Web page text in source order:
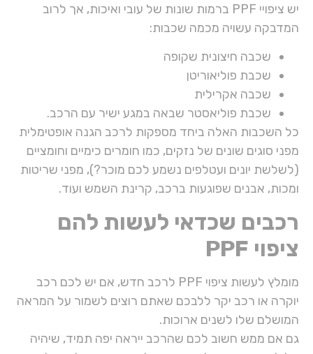
יש ציפויי PPF ברמות שונות של עובי ואיכות, אך לרוב
המדבקה עשויה מכמה שכבות:
שכבה חיצונית שקופה
שכבת פוליאוריטן
שכבה אקרילית
שכבת פוליאסטר שבאה במגע ישיר עם הרכב.
כל השכבות האלה ביחד מספקות לרכב הגנה אופטימלית
מפני סוגים שונים של נזקים, כמו חומרים כימיים וחומציים
(לשלשת יונים ועטלפים נשמע לכם מוכר?), מפני שריטות
ומכות, אבנים שפוגעות ברכב, קרינת השמש ועוד.
רכבים שכדאי לעשות להם
ציפוי PPF
מומלץ לעשות ציפוי PPF לרכב חדש, אם יש לכם רכב
יוקרה או רכב יקר ללבכם שאתם רוצים לשמור על המראה
המושלם שלו לשנים ארוכות.
גם אם ממש חשוב לכם שהרכב ייראה יפה תמיד, שיהיה